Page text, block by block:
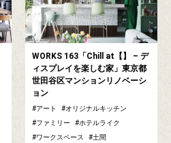
WORKS 163「Chill at【】 – デ
ィスプレイを楽しむ家」東京都
世田谷区マンションリノベーシ
ョン
アート
オリジナルキッチン
ファミリー
ホテルライク
ワークスペース
土間